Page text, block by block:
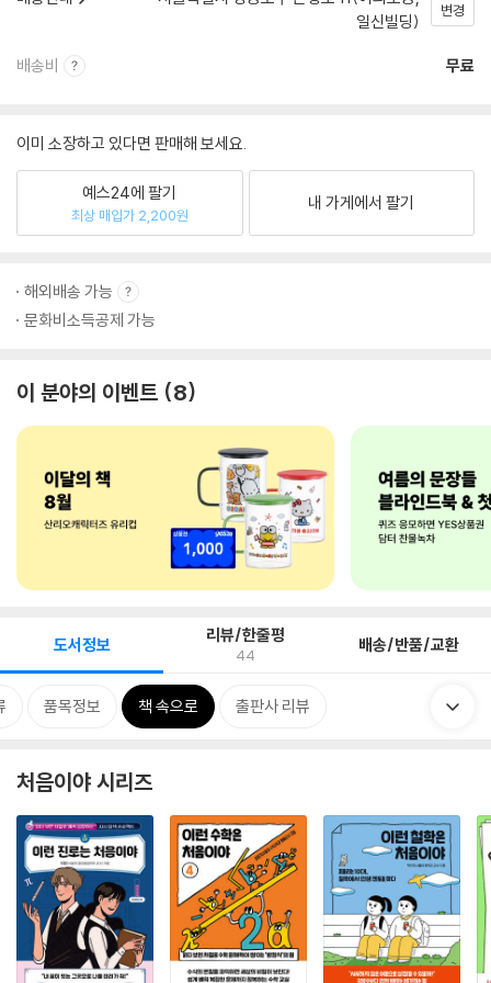
일신빌딩)
변경
배송비 무료
이미 소장하고 있다면 판매해 보세요.
예스24에 팔기
최상 매입가 2,200원
내 가게에서 팔기
해외배송 가능
문화비소득공제 가능
이 분야의 이벤트 8
도서정보 리뷰/한줄평
44 배송/반품/교환
품목정보 책 속으로 출판사 리뷰
처음이야 시리즈